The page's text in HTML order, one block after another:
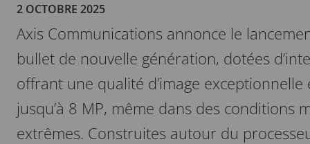
2 OCTOBRE 2025
Axis Communications annonce le
bullet de nouvelle génération, dotées
offrant une qualité d’image
jusqu’à 8 MP, même dans des conditions
extrêmes. Construites autour du